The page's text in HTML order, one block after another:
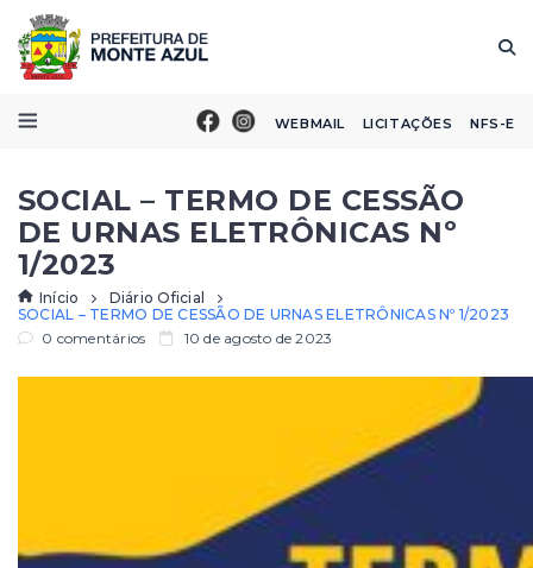
WEBMAIL LICITAÇÕES NFS-E
SOCIAL – TERMO DE CESSÃO
DE URNAS ELETRÔNICAS Nº
1/2023
Início
Diário Oficial
SOCIAL – TERMO DE CESSÃO DE URNAS ELETRÔNICAS Nº 1/2023
0 comentários
10 de agosto de 2023